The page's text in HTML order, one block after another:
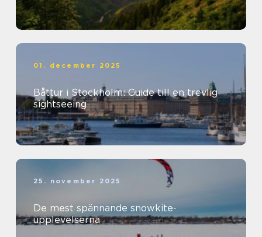
01. december 2025
Båttur i Stockholm: Guide till en trevlig
sightseeing
25. november 2025
De mest spännande snowkite-
upplevelserna